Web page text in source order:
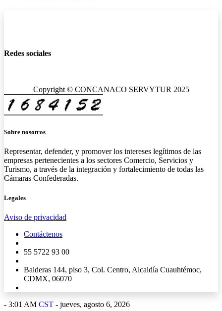
Redes sociales
Copyright © CONCANACO SERVYTUR 2025
Sobre nosotros
Representar, defender, y promover los intereses legítimos de las
empresas pertenecientes a los sectores Comercio, Servicios y
Turismo, a través de la integración y fortalecimiento de todas las
Cámaras Confederadas.
Legales
Aviso de privacidad
Contáctenos
55 5722 93 00
Balderas 144, piso 3, Col. Centro, Alcaldía Cuauhtémoc,
CDMX, 06070
- 3:01 AM CST - jueves, agosto 6, 2026